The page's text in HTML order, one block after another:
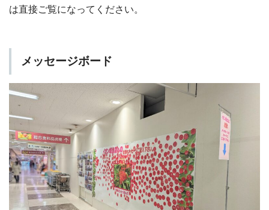
は直接ご覧になってください。
メッセージボード